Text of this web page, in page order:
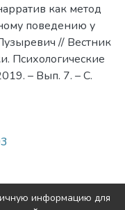
как метод
поведению у
// Вестник
Психологические
– Вып. 7. – С.
информацию для